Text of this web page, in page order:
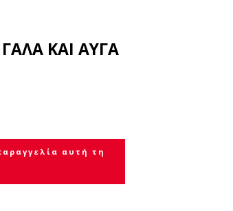
ΚΑΙ ΑΥΓΑ
αυτή τη